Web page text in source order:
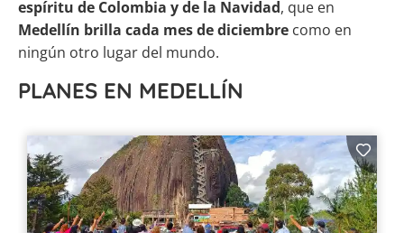
espíritu de Colombia y de la Navidad, que en
Medellín brilla cada mes de diciembre como en
ningún otro lugar del mundo.
PLANES EN MEDELLÍN